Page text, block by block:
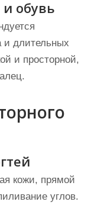
обувь
длительных
и просторной,
кожи, прямой
углов.